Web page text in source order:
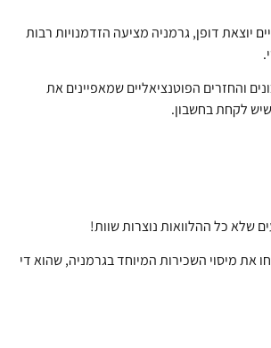
יוצאת דופן, גרמניה מציעה הזדמנויות רבות
והחזרים הפוטנציאליים שמאפיינים את
לקחת בחשבון.
שלא כל ההלוואות נוצרות שוות!
את מיסוי השכירות המיוחד בגרמניה, שהוא די